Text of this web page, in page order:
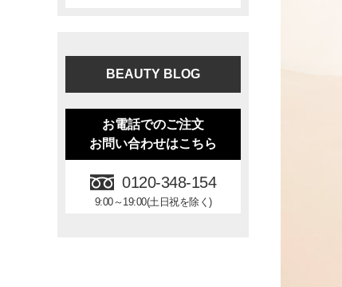
BEAUTY BLOG
お電話でのご注文
お問い合わせはこちら
0120-348-154
9:00～19:00(土日祝を除く)